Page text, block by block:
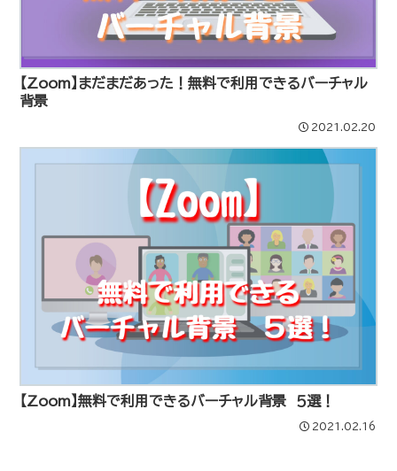
【Zoom】まだまだあった！無料で利用できるバーチャル
背景
2021.02.20
【Zoom】無料で利用できるバーチャル背景 ５選！
2021.02.16